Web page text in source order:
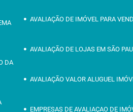
DA
AVALIAÇÃO DE IMÓVEL PARA
AVALIAÇÃO DE LOJAS EM SÃO
AVALIAÇÃO VALOR ALUGUEL
EMPRESAS DE AVALIAÇAO DE